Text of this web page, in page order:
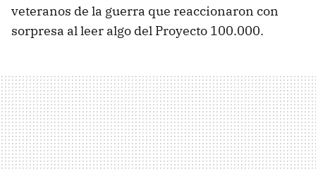
veteranos de la guerra que reaccionaron con
sorpresa al leer algo del Proyecto 100.000.